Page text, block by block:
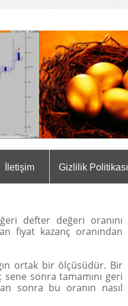
İletişim Gizlilik Politikası
defter değeri oranını
fiyat kazanç oranından
ortak bir ölçüsüdür. Bir
sene sonra tamamını geri
sonra bu oranın nasıl